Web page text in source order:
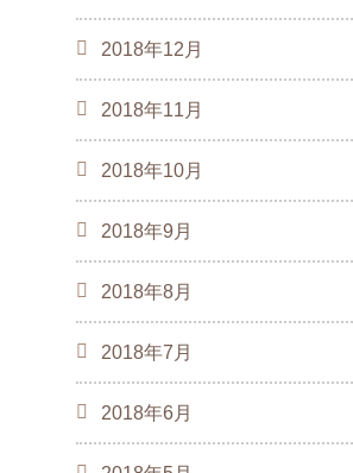
2018年12月
2018年11月
2018年10月
2018年9月
2018年8月
2018年7月
2018年6月